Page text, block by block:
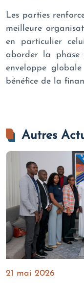
Les parties
meilleure
en particulier
aborder la
enveloppe
bénéfice de la
Autres
21 mai 2026